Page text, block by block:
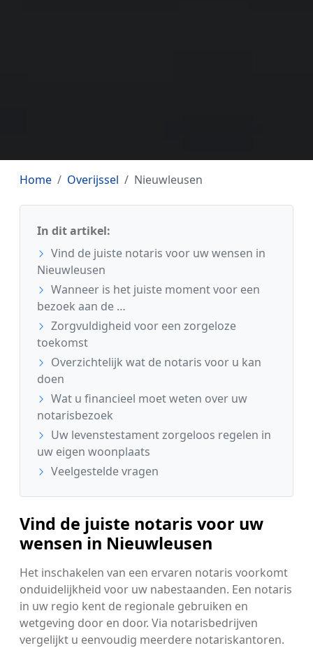
Home Overijssel Nieuwleusen
In dit artikel:
Vind de juiste notaris voor uw wensen in
Nieuwleusen
Wanneer is het juiste moment voor een
bezoek aan de …
Zorgvuldigheid voor een zorgeloze
toekomst
Overzichtelijk wat de notaris voor u kan
doen
Wat u financieel moet weten over uw
notarisbezoek
Uw levenstestament zorgeloos regelen in
uw eigen woonplaats
Veelgestelde vragen
Vind de juiste notaris voor uw
wensen in Nieuwleusen
Het inschakelen van een ervaren notaris voorkomt
onduidelijkheid voor uw nabestaanden. Een notaris
in uw regio kent de regionale gebruiken en
wetgeving door en door. Via notarisbedrijven
vergelijkt u eenvoudig meerdere notariskantoren.